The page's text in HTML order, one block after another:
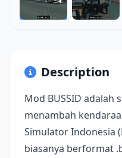
Description
Mod BUSSID adalah
menambah
Simulator Indonesia
biasanya berformat